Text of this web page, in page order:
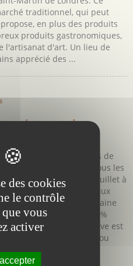
traditionnel, qui peut
en plus des produits
produits gastronomiques,
l'artisanat d'art. Un lieu de
apprécié des ...
de pays de
marché des producteurs de
de Villeveyrac a lieu tous les
en nocturne, de mi-juillet à
août, place du Marché aux
et réunit une quinzaine
producteurs locaux. 100%
conviviale et festive est
bon moment en famille ou
des produits ...
des cookies
le contrôle
vous
activer